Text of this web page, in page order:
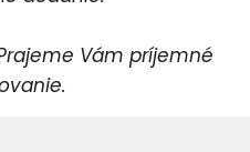
príjemné